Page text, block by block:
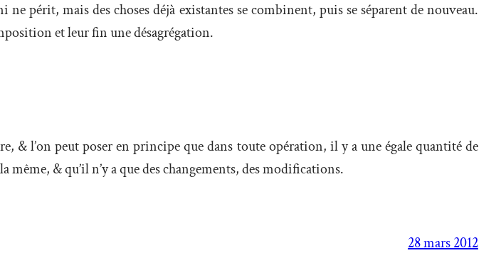
périt, mais des choses déjà existantes se combinent, puis se séparent de nouveau.
et leur fin une désagrégation.
& l’on peut poser en principe que dans toute opération, il y a une égale quantité de
& qu’il n’y a que des changements, des modifications.
28 mars 2012